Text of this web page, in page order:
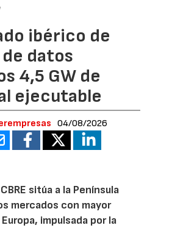
ibérico de
datos
4,5 GW de
ejecutable
04/08/2026
sitúa a la Península
mercados con mayor
impulsada por la